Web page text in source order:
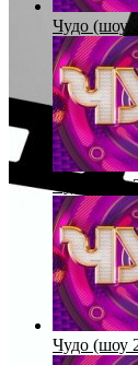
Чудо (шоу
Чудо (шоу
Чудо (шоу